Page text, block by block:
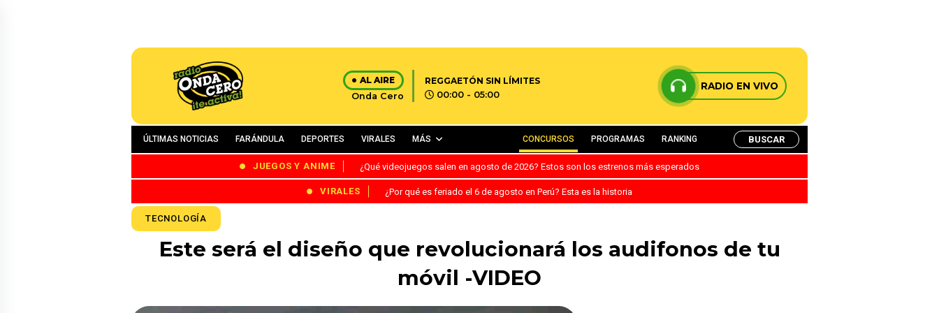
AL AIRE
Onda Cero
REGGAETÓN SIN LÍMITES
00:00 - 05:00
RADIO EN VIVO
ÚLTIMAS NOTICIAS FARÁNDULA DEPORTES VIRALES MÁS CONCURSOS PROGRAMAS RANKING BUSCAR
JUEGOS Y ANIME ¿Qué videojuegos salen en agosto de 2026? Estos son los estrenos más esperados
VIRALES ¿Por qué es feriado el 6 de agosto en Perú? Esta es la historia
TECNOLOGÍA
Este será el diseño que revolucionará los audifonos de tu
móvil -VIDEO